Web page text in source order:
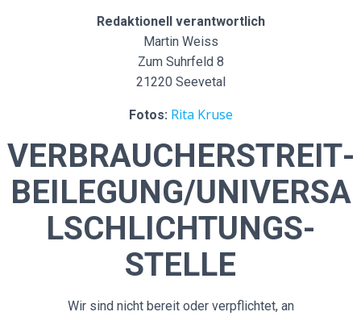
Redaktionell verantwortlich
Martin Weiss
Zum Suhrfeld 8
21220 Seevetal
Fotos: Rita Kruse
VERBRAUCHER­STREIT­
BEILEGUNG/UNIVERSA
L­SCHLICHTUNGS­
STELLE
Wir sind nicht bereit oder verpflichtet, an